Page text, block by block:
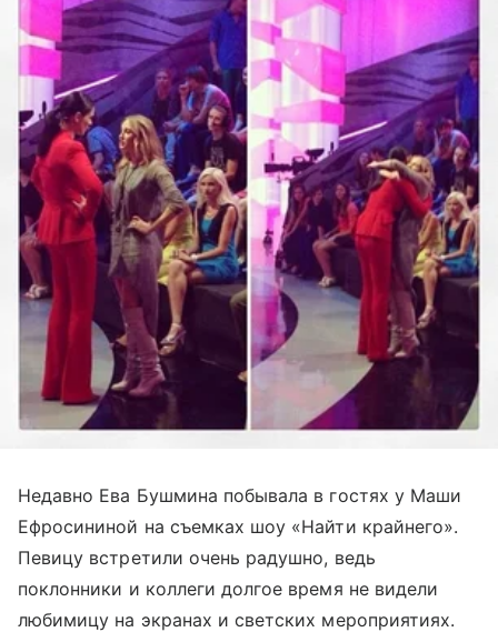
Недавно Ева Бушмина побывала в гостях у Маши
Ефросининой на съемках шоу «Найти крайнего».
Певицу встретили очень радушно, ведь
поклонники и коллеги долгое время не видели
любимицу на экранах и светских мероприятиях.